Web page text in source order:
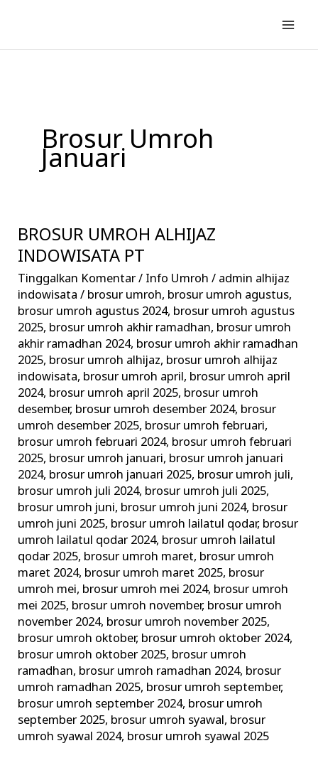
konten
Brosur Umroh
Januari
BROSUR UMROH ALHIJAZ
INDOWISATA PT
Tinggalkan Komentar/ Info Umroh / admin alhijaz
indowisata/ brosur umroh, brosur umroh agustus,
brosur umroh agustus 2024, brosur umroh agustus
2025, brosur umroh akhir ramadhan, brosur umroh
akhir ramadhan 2024, brosur umroh akhir ramadhan
2025, brosur umroh alhijaz, brosur umroh alhijaz
indowisata, brosur umroh april, brosur umroh april
2024, brosur umroh april 2025, brosur umroh
desember, brosur umroh desember 2024, brosur
umroh desember 2025, brosur umroh februari,
brosur umroh februari 2024, brosur umroh februari
2025, brosur umroh januari, brosur umroh januari
2024, brosur umroh januari 2025, brosur umroh juli,
brosur umroh juli 2024, brosur umroh juli 2025,
brosur umroh juni, brosur umroh juni 2024, brosur
umroh juni 2025, brosur umroh lailatul qodar, brosur
umroh lailatul qodar 2024, brosur umroh lailatul
qodar 2025, brosur umroh maret, brosur umroh
maret 2024, brosur umroh maret 2025, brosur
umroh mei, brosur umroh mei 2024, brosur umroh
mei 2025, brosur umroh november, brosur umroh
november 2024, brosur umroh november 2025,
brosur umroh oktober, brosur umroh oktober 2024,
brosur umroh oktober 2025, brosur umroh
ramadhan, brosur umroh ramadhan 2024, brosur
umroh ramadhan 2025, brosur umroh september,
brosur umroh september 2024, brosur umroh
september 2025, brosur umroh syawal, brosur
umroh syawal 2024, brosur umroh syawal 2025
BROSUR
UMROH
ALHIJAZ
INDOWISATA
PT